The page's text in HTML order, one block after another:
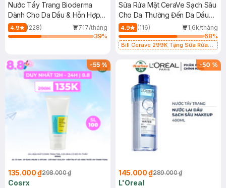
Nước Tẩy Trang Bioderma
Dành Cho Da Dầu & Hỗn Hợp
500ml
4.9 (228)
717/tháng
39%
Sữa Rửa Mặt CeraVe Sạch Sâu
Cho Da Thường Đến Da Dầu
473ml
4.9 (116)
1.6k/tháng
68%
Bill Cerave 299K Tặng Sữa Rửa
-55%
135.000 ₫298.000 ₫
Cosrx
-50 %
145.000 ₫289.000 ₫
L'Oreal